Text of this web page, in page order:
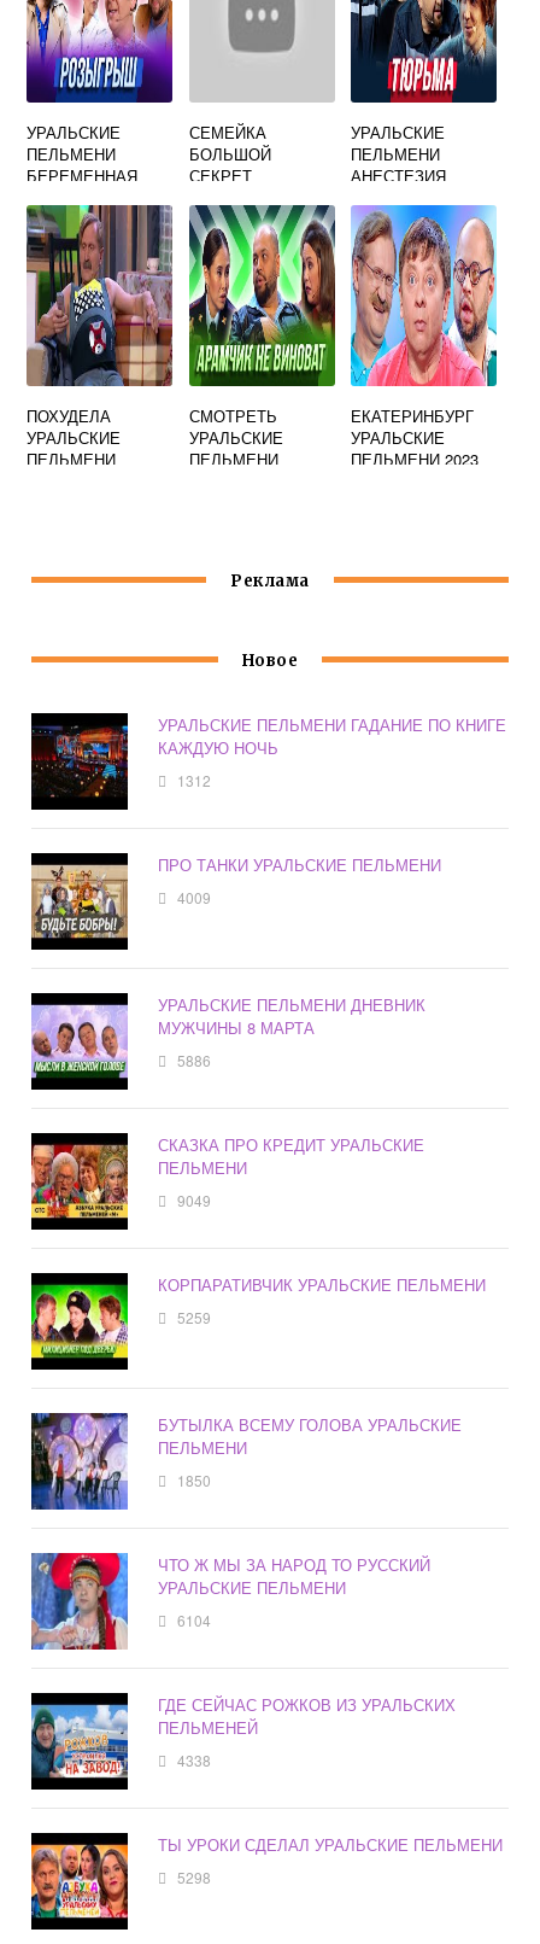
УРАЛЬСКИЕ
ПЕЛЬМЕНИ
БЕРЕМЕННАЯ
СЕМЕЙКА
БОЛЬШОЙ
СЕКРЕТ
ПЕЛЬМЕНИ
УРАЛЬСКИЕ
ПЕЛЬМЕНИ
АНЕСТЕЗИЯ
ПОХУДЕЛА
УРАЛЬСКИЕ
ПЕЛЬМЕНИ
СМОТРЕТЬ
УРАЛЬСКИЕ
ПЕЛЬМЕНИ
ЕКАТЕРИНБУРГ
УРАЛЬСКИЕ
ПЕЛЬМЕНИ 2023
Реклама
Новое
УРАЛЬСКИЕ ПЕЛЬМЕНИ ГАДАНИЕ ПО КНИГЕ
КАЖДУЮ НОЧЬ
1312
ПРО ТАНКИ УРАЛЬСКИЕ ПЕЛЬМЕНИ
4009
УРАЛЬСКИЕ ПЕЛЬМЕНИ ДНЕВНИК
МУЖЧИНЫ 8 МАРТА
5886
СКАЗКА ПРО КРЕДИТ УРАЛЬСКИЕ
ПЕЛЬМЕНИ
9049
КОРПАРАТИВЧИК УРАЛЬСКИЕ ПЕЛЬМЕНИ
5259
БУТЫЛКА ВСЕМУ ГОЛОВА УРАЛЬСКИЕ
ПЕЛЬМЕНИ
1850
ЧТО Ж МЫ ЗА НАРОД ТО РУССКИЙ
УРАЛЬСКИЕ ПЕЛЬМЕНИ
6104
ГДЕ СЕЙЧАС РОЖКОВ ИЗ УРАЛЬСКИХ
ПЕЛЬМЕНЕЙ
4338
ТЫ УРОКИ СДЕЛАЛ УРАЛЬСКИЕ ПЕЛЬМЕНИ
5298